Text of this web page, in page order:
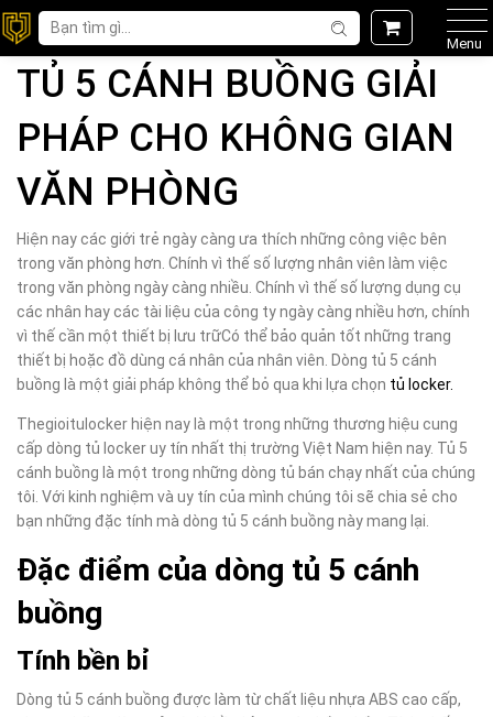
Menu
TỦ 5 CÁNH BUỒNG GIẢI
PHÁP CHO KHÔNG GIAN
VĂN PHÒNG
Hiện nay các giới trẻ ngày càng ưa thích những công việc bên
trong văn phòng hơn. Chính vì thế số lượng nhân viên làm việc
trong văn phòng ngày càng nhiều. Chính vì thế số lượng dụng cụ
các nhân hay các tài liệu của công ty ngày càng nhiều hơn, chính
vì thế cần một thiết bị lưu trữCó thể bảo quản tốt những trang
thiết bị hoặc đồ dùng cá nhân của nhân viên. Dòng tủ 5 cánh
buồng là một giải pháp không thể bỏ qua khi lựa chọn tủ locker.
Thegioitulocker hiện nay là một trong những thương hiệu cung
cấp dòng tủ locker uy tín nhất thị trường Việt Nam hiện nay. Tủ 5
cánh buồng là một trong những dòng tủ bán chạy nhất của chúng
tôi. Với kinh nghiệm và uy tín của mình chúng tôi sẽ chia sẻ cho
bạn những đặc tính mà dòng tủ 5 cánh buồng này mang lại.
Đặc điểm của dòng tủ 5 cánh
buồng
Tính bền bỉ
Dòng tủ 5 cánh buồng được làm từ chất liệu nhựa ABS cao cấp,